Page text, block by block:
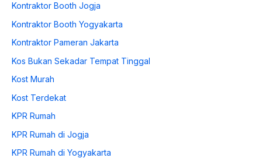
Kontraktor Booth Jogja
Kontraktor Booth Yogyakarta
Kontraktor Pameran Jakarta
Kos Bukan Sekadar Tempat Tinggal
Kost Murah
Kost Terdekat
KPR Rumah
KPR Rumah di Jogja
KPR Rumah di Yogyakarta